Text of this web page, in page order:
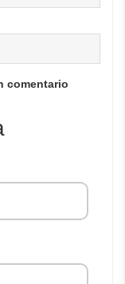
comentario